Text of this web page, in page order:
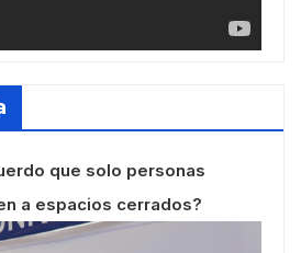
que solo personas
a espacios cerrados?